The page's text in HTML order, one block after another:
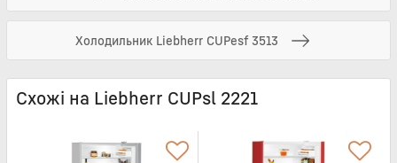
Холодильник Liebherr CUPesf 3513
Схожі на Liebherr CUPsl 2221